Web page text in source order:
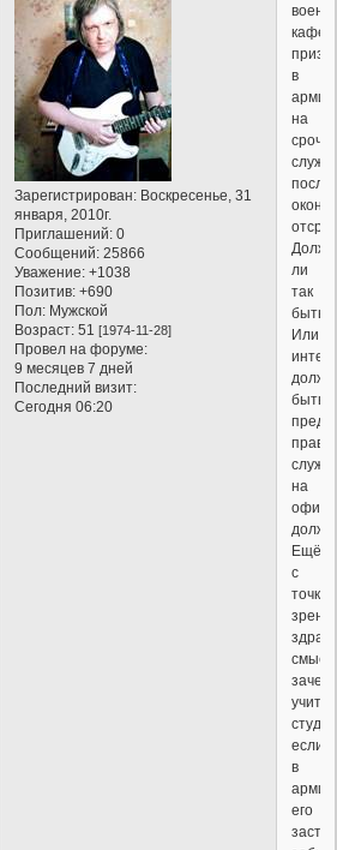
Зарегистрирован: Воскресенье, 31
января, 2010г.
Приглашений: 0
Сообщений: 25866
Уважение: +1038
Позитив: +690
Пол: Мужской
Возраст: 51[1974-11-28]
Провел на форуме:
9 месяцев 7 дней
Последний визит:
Сегодня 06:20
в
армию
на
после
ли
так
быть?
Или
быть
право
на
Ещё
с
точки
зачем
учить
если
в
армии
его